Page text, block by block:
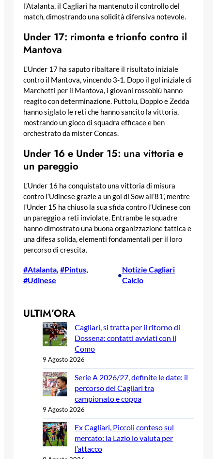
l’Atalanta, il Cagliari ha mantenuto il controllo del
match, dimostrando una solidità difensiva notevole.
Under 17: rimonta e trionfo contro il
Mantova
L’Under 17 ha saputo ribaltare il risultato iniziale
contro il Mantova, vincendo 3-1. Dopo il gol iniziale di
Marchetti per il Mantova, i giovani rossoblù hanno
reagito con determinazione. Puttolu, Doppio e Zedda
hanno siglato le reti che hanno sancito la vittoria,
mostrando un gioco di squadra efficace e ben
orchestrato da mister Concas.
Under 16 e Under 15: una vittoria e
un pareggio
L’Under 16 ha conquistato una vittoria di misura
contro l’Udinese grazie a un gol di Sow all’81’, mentre
l’Under 15 ha chiuso la sua sfida contro l’Udinese con
un pareggio a reti inviolate. Entrambe le squadre
hanno dimostrato una buona organizzazione tattica e
una difesa solida, elementi fondamentali per il loro
percorso di crescita.
#Atalanta, #Pintus
#Udinese
•
Notizie Cagliari
Calcio
ULTIM’ORA
Cagliari, si tratta per il ritorno di
Dossena: contatti avviati con il
Como
9 Agosto 2026
Serie A 2026/27, definite le date: il
percorso del Cagliari tra
campionato e coppa
9 Agosto 2026
Ex Cagliari, Piccoli conteso sul
mercato: la Lazio lo valuta per
l’attacco